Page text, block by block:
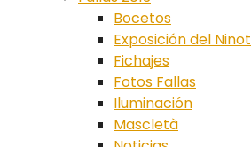
Bocetos
Exposición del Ninot
Fichajes
Fotos Fallas
Iluminación
Mascletà